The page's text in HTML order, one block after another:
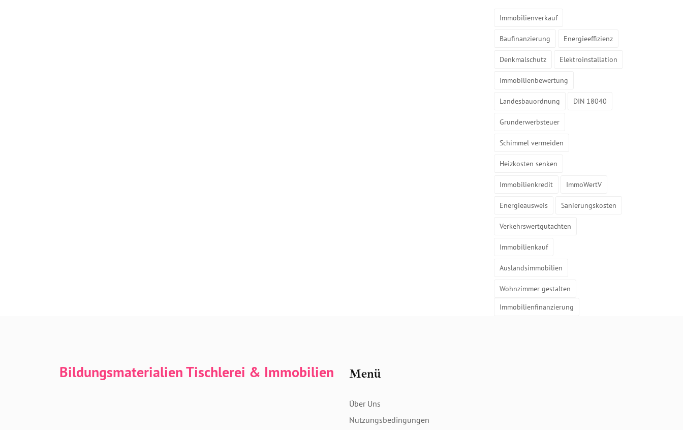
Immobilienverkauf
Baufinanzierung Energieeffizienz
Denkmalschutz Elektroinstallation
Immobilienbewertung
Landesbauordnung DIN 18040
Grunderwerbsteuer
Schimmel vermeiden
Heizkosten senken
Immobilienkredit ImmoWertV
Energieausweis Sanierungskosten
Verkehrswertgutachten
Immobilienkauf
Auslandsimmobilien
Wohnzimmer gestalten
Immobilienfinanzierung
Bildungsmaterialien Tischlerei & Immobilien Menü
Über Uns
Nutzungsbedingungen